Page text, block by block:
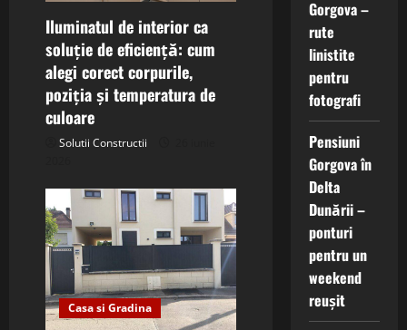
i
o
n
Iluminatul de interior ca
soluție de eficiență: cum
alegi corect corpurile,
poziția și temperatura de
culoare
Solutii Constructii
Casa si Gradina
Gorgova –
rute
linistite
pentru
fotografi
Pensiuni
Gorgova în
Delta
Dunării –
ponturi
pentru un
weekend
reușit